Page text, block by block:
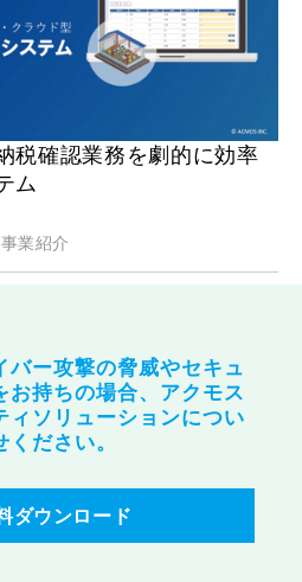
税確認業務を劇的に効率
ム
事業紹介
バー攻撃の脅威やセキュ
お持ちの場合、アクモス
ィソリューションについ
ださい。
ダウンロード